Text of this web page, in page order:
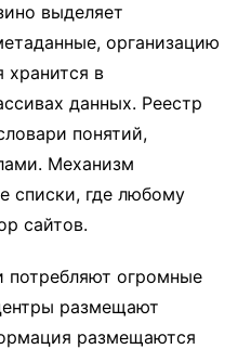
выделяет
организацию
в
данных. Реестр
понятий,
Механизм
списки, где любому
сайтов.
огромные
размещают
размещаются